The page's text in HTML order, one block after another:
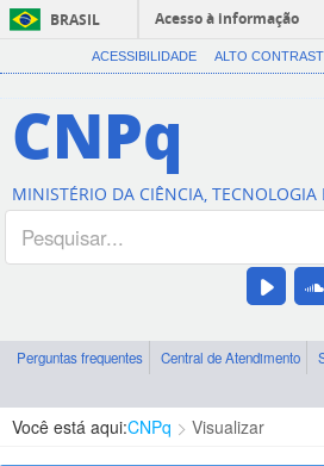
BRASIL
Acesso à informação
ACESSIBILIDADE ALTO
CNPq
MINISTÉRIO DA CIÊNCIA, TECNOLOGIA
Perguntas frequentes Central de Atendimento
Você está aqui:CNPq Visualizar